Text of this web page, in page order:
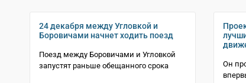
24 декабря между Угловкой и
Боровичами начнет ходить поезд
Поезд между Боровичами и Угловкой
запустят раньше обещанного срока
Он